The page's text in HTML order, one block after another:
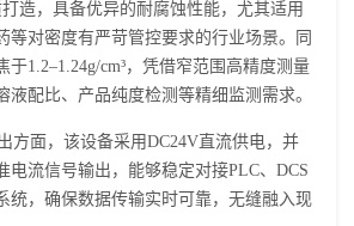
造，具备优异的耐腐蚀性能，尤其适用
等对密度有严苛管控要求的行业场景。同
于1.2–1.24g/cm³，凭借窄范围高精度测量
液配比、产品纯度检测等精细监测需求。
面，该设备采用DC24V直流供电，并
电流信号输出，能够稳定对接PLC、DCS
统，确保数据传输实时可靠，无缝融入现